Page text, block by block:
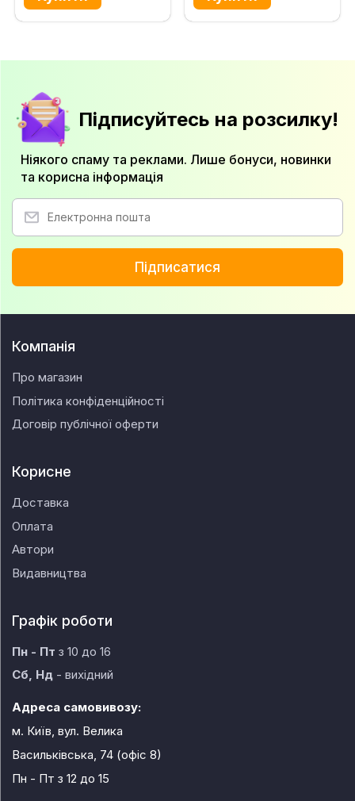
Підписуйтесь на розсилку!
Ніякого спаму та реклами. Лише бонуси, новинки
та корисна інформація
Підписатися
Компанія
Про магазин
Політика конфіденційності
Договір публічної оферти
Корисне
Доставка
Оплата
Автори
Видавництва
Графік роботи
Пн - Пт з 10 до 16
Сб, Нд - вихідний
Адреса самовивозу:
м. Київ, вул. Велика
Васильківська, 74 (офіс 8)
Пн - Пт з 12 до 15